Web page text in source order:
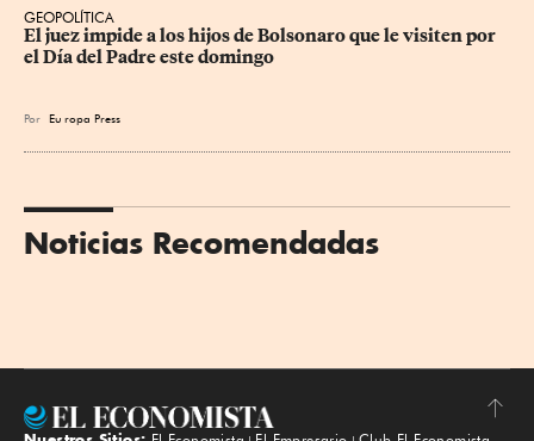
GEOPOLÍTICA
El juez impide a los hijos de Bolsonaro que le visiten por
el Día del Padre este domingo
Por Eu ropa Press
Noticias Recomendadas